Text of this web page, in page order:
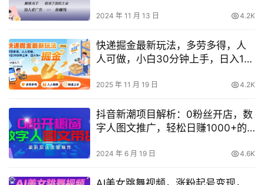
2024 年 11 月 13 日 4.2K
快递掘金最新玩法，多劳多得，人
人可做，小白30分钟上手，日入1k+
2025 年 11 月 19 日 4.2K
抖音新潮项目解析：0粉丝开店，数
字人图文推广，轻松日赚1000+的
2024 年 6 月 19 日 4.6K